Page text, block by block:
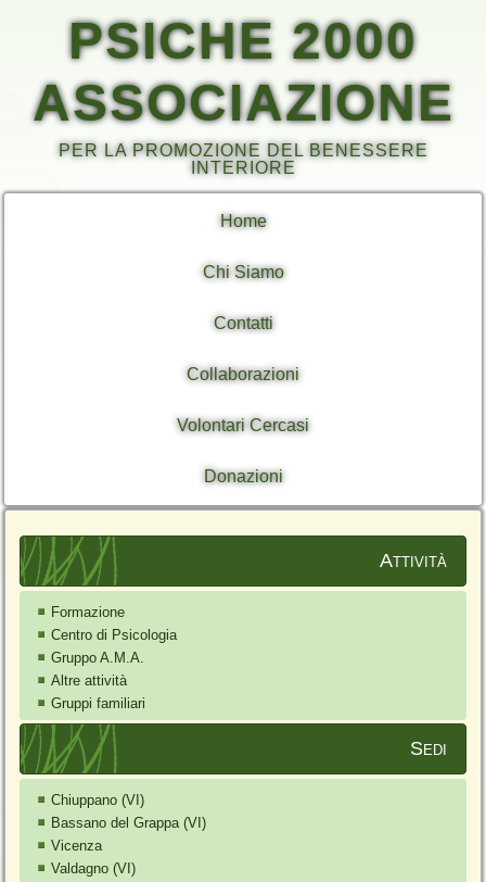
PSICHE 2000
ASSOCIAZIONE
PER LA PROMOZIONE DEL BENESSERE
INTERIORE
Home
Chi Siamo
Contatti
Collaborazioni
Volontari Cercasi
Donazioni
Attività
Formazione
Centro di Psicologia
Gruppo A.M.A.
Altre attività
Gruppi familiari
Sedi
Chiuppano (VI)
Bassano del Grappa (VI)
Vicenza
Valdagno (VI)